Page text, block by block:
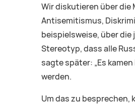
Wir diskutieren über die
Antisemitismus,
beispielsweise, über
Stereotyp, dass alle
sagte später: „Es
werden.
Um das zu besprechen,